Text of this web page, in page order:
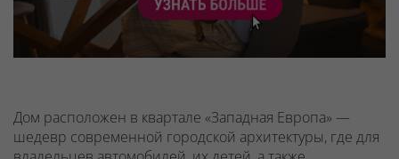
Дом расположен в квартале «Западная Европа» —
шедевр современной городской архитектуры, где для